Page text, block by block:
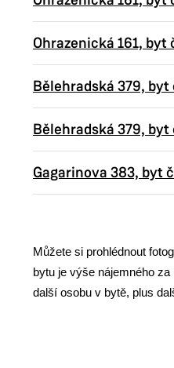
Ohrazenická 161, byt
Bělehradská 379,
Bělehradská 379, byt
Gagarinova 383, byt
Můžete si prohlédnout
bytu je výše nájemného
další osobu v bytě, plus